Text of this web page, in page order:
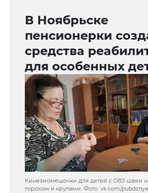
В Ноябрьске
пенсионерки
средства
для особенных
Кинезиомешочки для детей с ОВЗ швеи
горохом и крупами. Фото: vk.com/